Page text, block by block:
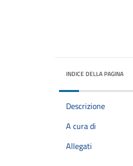
INDICE DELLA PAGINA
Descrizione
A cura di
Allegati